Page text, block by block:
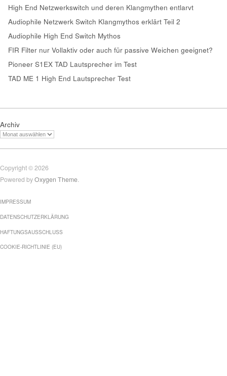
High End Netzwerkswitch und deren Klangmythen entlarvt
Audiophile Netzwerk Switch Klangmythos erklärt Teil 2
Audiophile High End Switch Mythos
FIR Filter nur Vollaktiv oder auch für passive Weichen geeignet?
Pioneer S1EX TAD Lautsprecher im Test
TAD ME 1 High End Lautsprecher Test
Archiv
Copyright © 2026
Powered byOxygen Theme.
IMPRESSUM
DATENSCHUTZERKLÄRUNG
HAFTUNGSAUSSCHLUSS
COOKIE-RICHTLINIE (EU)